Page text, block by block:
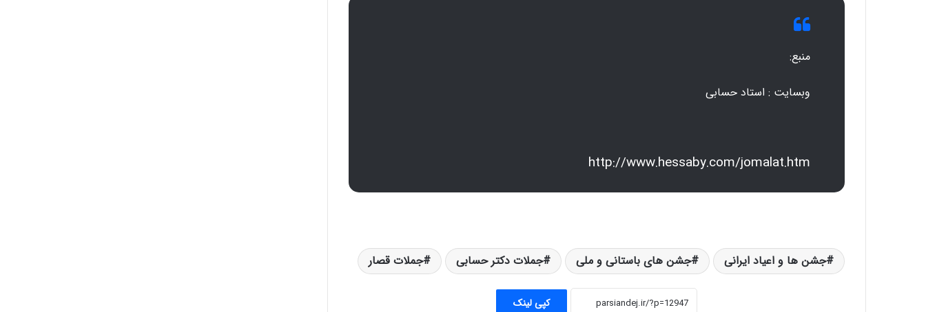
منبع:
وبسایت : استاد حسابی
http://www.hessaby.com/jomalat.htm
جشن ها و اعیاد ایرانی جشن های باستانی و ملی جملات دکتر حسابی جملات قصار
کپی لینکایرانی